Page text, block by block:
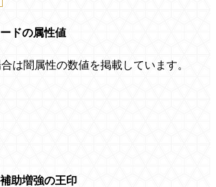
ドの属性値
は闇属性の数値を掲載しています。
助増強の王印